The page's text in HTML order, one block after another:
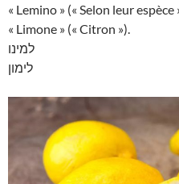
« Lemino » (« Selon leur espèce
« Limone » (« Citron »).
למינו
לימון